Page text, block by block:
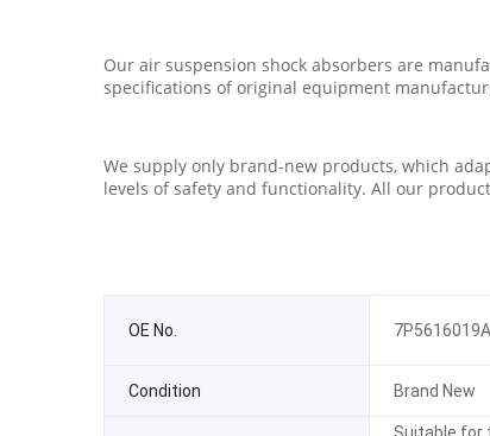
Our air suspension shock absorbers are
specifications of original equipment
We supply only brand-new products, which
levels of safety and functionality. All our
OE No.
Condition Brand New